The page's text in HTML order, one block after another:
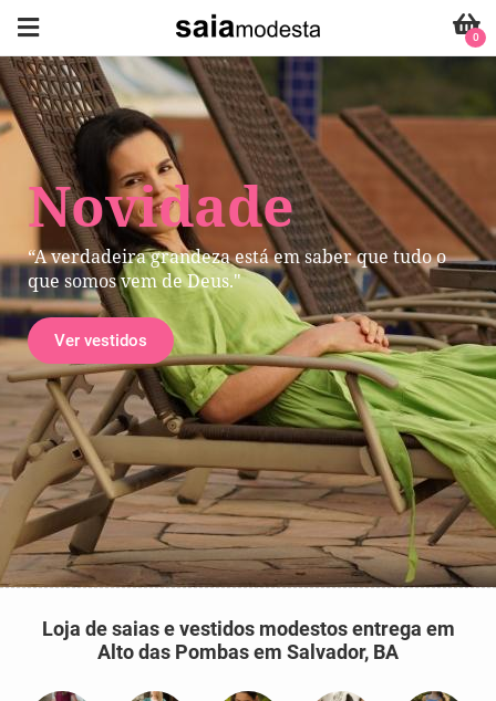
Novidade
“A verdadeira grandeza está em saber que tudo o
que somos vem de Deus."
Ver vestidos
0
Loja de saias e vestidos modestos entrega em
Alto das Pombas em Salvador, BA